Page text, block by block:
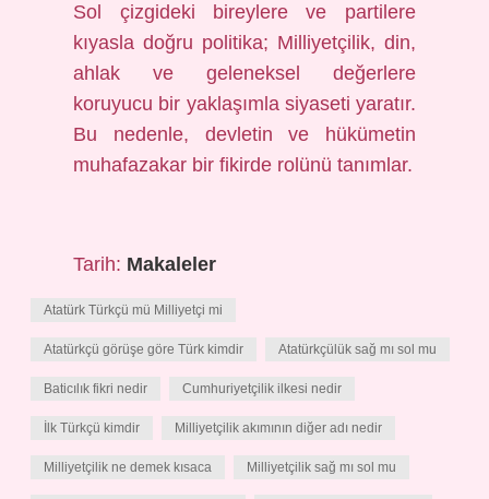
Sol çizgideki bireylere ve partilere
kıyasla doğru politika; Milliyetçilik, din,
ahlak ve geleneksel değerlere
koruyucu bir yaklaşımla siyaseti yaratır.
Bu nedenle, devletin ve hükümetin
muhafazakar bir fikirde rolünü tanımlar.
Tarih: Makaleler
Atatürk Türkçü mü Milliyetçi mi
Atatürkçü görüşe göre Türk kimdir Atatürkçülük sağ mı sol mu
Baticılık fikri nedir Cumhuriyetçilik ilkesi nedir
İlk Türkçü kimdir Milliyetçilik akımının diğer adı nedir
Milliyetçilik ne demek kısaca Milliyetçilik sağ mı sol mu